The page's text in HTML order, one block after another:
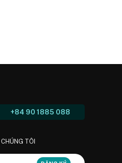
+84 90 1885 088
TÔI